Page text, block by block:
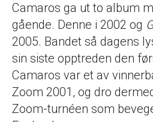
Camaros ga ut to album
gående. Denne i 2002 og
2005. Bandet så dagens
sin siste opptreden den
Camaros var et av
Zoom 2001, og dro
Zoom-turnéen som